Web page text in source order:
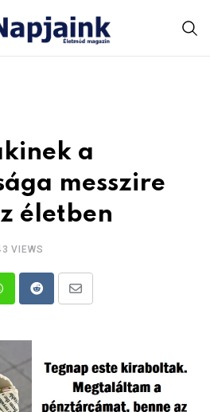
a
messzire
életben
VIEWS
RedditShare